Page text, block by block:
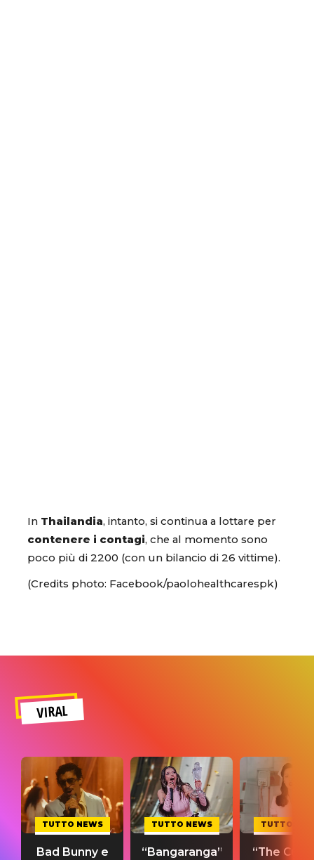
In Thailandia, intanto, si continua a lottare per
contenere i contagi, che al momento sono
poco più di 2200 (con un bilancio di 26 vittime).
(Credits photo: Facebook/paolohealthcarespk)
VIRAL
TUTTO NEWS
Bad Bunny e
TUTTO NEWS
“Bangaranga”
TUTTO
“The